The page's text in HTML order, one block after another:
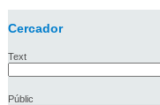
Cercador
Text
Públic